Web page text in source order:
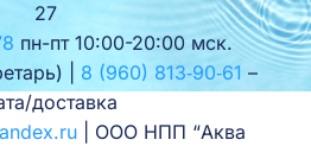
27
пн-пт 10:00-20:00 мск.
| 8 (960) 813‑90‑61 –
доставка
| ООО НПП “Аква